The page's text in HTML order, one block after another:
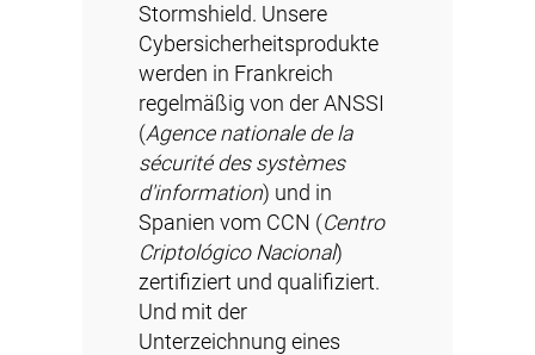
Stormshield. Unsere
Cybersicherheitsprodukte
werden in Frankreich
regelmäßig von der ANSSI
(Agence nationale de la
sécurité des systèmes
d'information) und in
Spanien vom CCN (Centro
Criptológico Nacional)
zertifiziert und qualifiziert.
Und mit der
Unterzeichnung eines